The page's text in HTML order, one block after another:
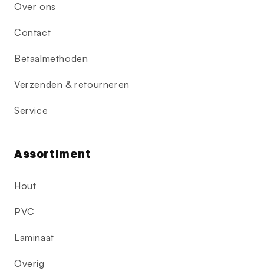
Over ons
Contact
Betaalmethoden
Verzenden & retourneren
Service
Assortiment
Hout
PVC
Laminaat
Overig